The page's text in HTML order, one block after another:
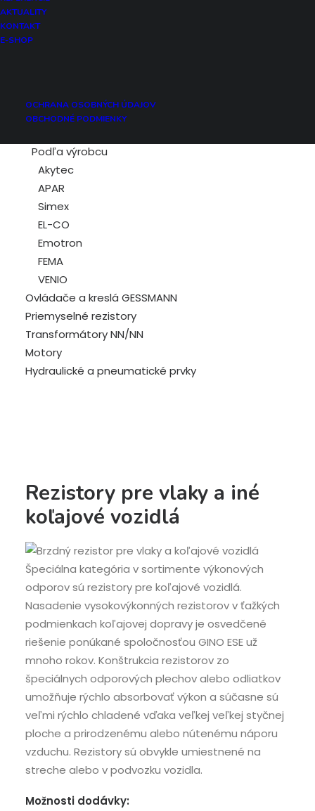
AKTUALITY
KONTAKT
E-SHOP
OCHRANA OSOBNÝCH ÚDAJOV
OBCHODNÉ PODMIENKY
Vlhkosť
Hladina
Spínanie
Podľa výrobcu
Akytec
APAR
Simex
EL-CO
Emotron
FEMA
VENIO
Ovládače a kreslá GESSMANN
Priemyselné rezistory
Transformátory NN/NN
Motory
Hydraulické a pneumatické prvky
Rezistory pre vlaky a iné
koľajové vozidlá
Špeciálna kategória v sortimente výkonových
odporov sú rezistory pre koľajové vozidlá.
Nasadenie vysokovýkonných rezistorov v ťažkých
podmienkach koľajovej dopravy je osvedčené
riešenie ponúkané spoločnosťou GINO ESE už
mnoho rokov. Konštrukcia rezistorov zo
špeciálnych odporových plechov alebo odliatkov
umožňuje rýchlo absorbovať výkon a súčasne sú
veľmi rýchlo chladené vďaka veľkej veľkej styčnej
ploche a prirodzenému alebo nútenému náporu
vzduchu. Rezistory sú obvykle umiestnené na
streche alebo v podvozku vozidla.
Možnosti dodávky: